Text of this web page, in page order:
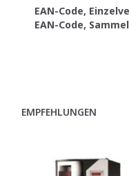
EAN-Code,
EAN-Code,
EMPFEHLUNGEN